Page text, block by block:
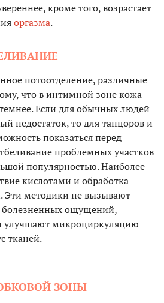
кроме того, возрастает
оргазма.
потоотделение, различные
что в интимной зоне кожа
Если для обычных людей
недостаток, то для танцоров и
показаться перед
проблемных участков
популярностью. Наиболее
кислотами и обработка
Эти методики не вызывают
ощущений,
улучшают микроциркуляцию
тканей.
ЗОНЫ